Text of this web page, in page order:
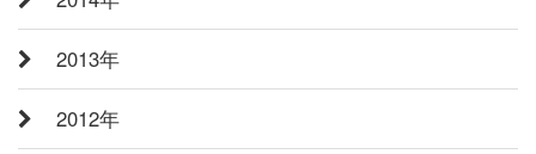
2013年
2012年